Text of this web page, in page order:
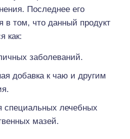
Последнее его
в том, что данный продукт
как:
заболеваний.
добавка к чаю и другим
специальных лечебных
мазей.